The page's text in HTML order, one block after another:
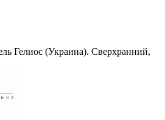
Гелиос (Украина). Сверхранний,